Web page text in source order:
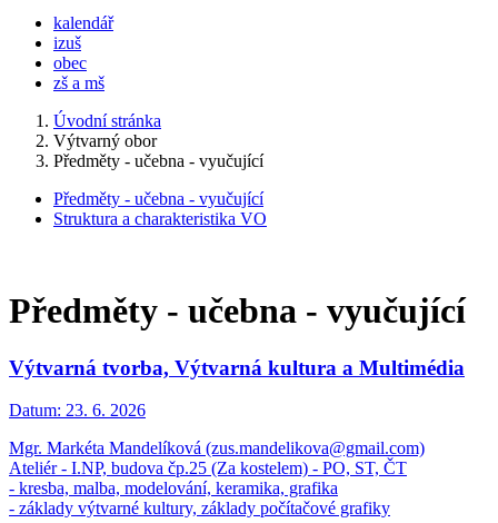
kalendář
izuš
obec
zš a mš
Úvodní stránka
Výtvarný obor
Předměty - učebna - vyučující
Předměty - učebna - vyučující
Struktura a charakteristika VO
Předměty - učebna - vyučující
Výtvarná tvorba, Výtvarná kultura a Multimédia
Datum: 23. 6. 2026
Mgr. Markéta Mandelíková (zus.mandelikova@gmail.com)
Ateliér - I.NP, budova čp.25 (Za kostelem) - PO, ST, ČT
- kresba, malba, modelování, keramika, grafika
- základy výtvarné kultury, základy počítačové grafiky